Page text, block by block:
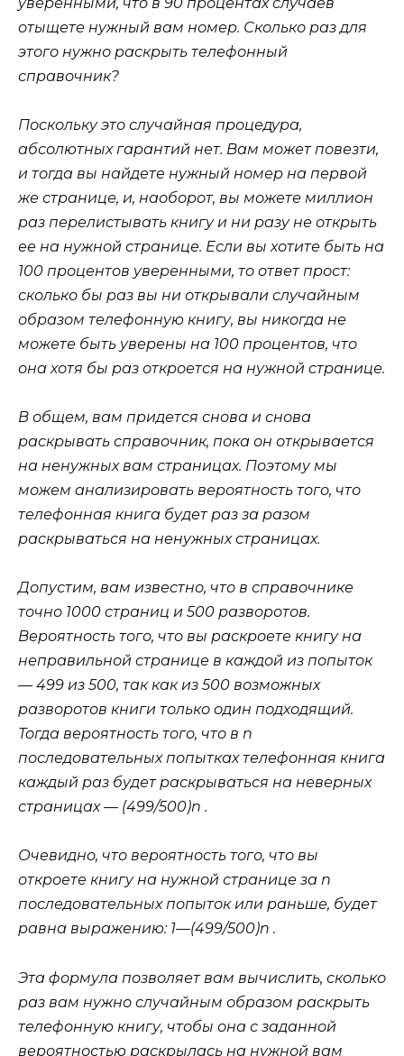
отыщете нужный вам номер. Сколько раз для
этого нужно раскрыть телефонный
справочник?
Поскольку это случайная процедура,
абсолютных гарантий нет. Вам может повезти,
и тогда вы найдете нужный номер на первой
же странице, и, наоборот, вы можете миллион
раз перелистывать книгу и ни разу не открыть
ее на нужной странице. Если вы хотите быть на
100 процентов уверенными, то ответ прост:
сколько бы раз вы ни открывали случайным
образом телефонную книгу, вы никогда не
можете быть уверены на 100 процентов, что
она хотя бы раз откроется на нужной странице.
В общем, вам придется снова и снова
раскрывать справочник, пока он открывается
на ненужных вам страницах. Поэтому мы
можем анализировать вероятность того, что
телефонная книга будет раз за разом
раскрываться на ненужных страницах.
Допустим, вам известно, что в справочнике
точно 1000 страниц и 500 разворотов.
Вероятность того, что вы раскроете книгу на
неправильной странице в каждой из попыток
— 499 из 500, так как из 500 возможных
разворотов книги только один подходящий.
Тогда вероятность того, что в n
последовательных попытках телефонная книга
каждый раз будет раскрываться на неверных
страницах — (499/500)n .
Очевидно, что вероятность того, что вы
откроете книгу на нужной странице за n
последовательных попыток или раньше, будет
равна выражению: 1—(499/500)n .
Эта формула позволяет вам вычислить, сколько
раз вам нужно случайным образом раскрыть
телефонную книгу, чтобы она с заданной
вероятностью раскрылась на нужной вам